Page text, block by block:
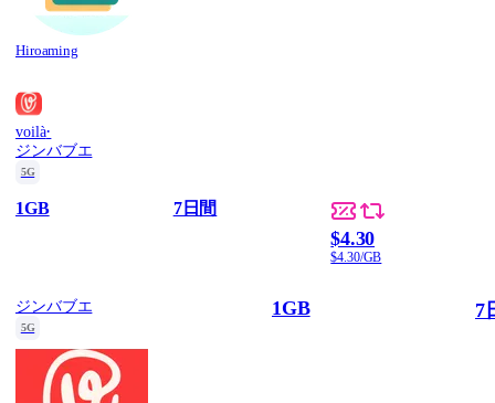
Hiroaming
voilà·
ジンバブエ
5G
1GB 7日間
$4.30
$4.30/GB
ジンバブエ
5G
1GB 7